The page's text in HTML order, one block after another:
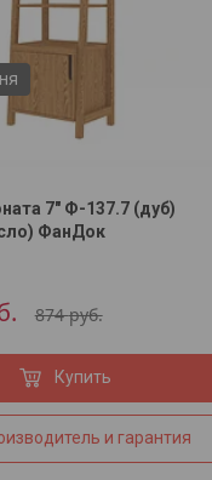
7" Ф-137.7 (дуб)
ФанДок
874руб.
Купить
и гарантия